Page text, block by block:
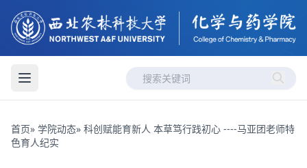
首页» 学院动态» 科创赋能育新人 本草笃行践初心 ----马亚团老师特
色育人纪实